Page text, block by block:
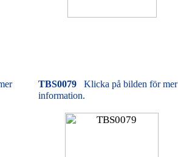
TBS0079
Klicka på bilden för mer
information.